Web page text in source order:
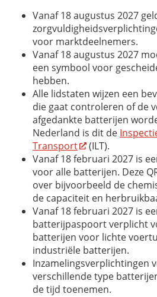
Vanaf 18 augustus 2027
voor marktdeelnemers.
Vanaf 18 augustus 2027
een symbool voor
hebben.
Alle lidstaten wijzen een
die gaat controleren of de
afgedankte batterijen
Nederland is dit de
Transport
(ILT).
Vanaf 18 februari 2027 is
voor alle batterijen. Deze
over bijvoorbeeld de
de capaciteit en
Vanaf 18 februari 2027 is
batterijpaspoort verplicht
batterijen voor lichte
industriële batterijen.
Inzamelingsverplichtingen
verschillende type
de tijd toenemen.